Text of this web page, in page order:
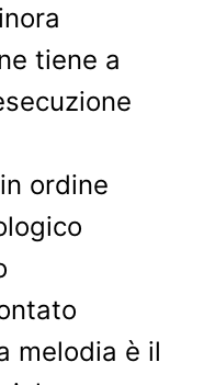
tiene a
ordine
melodia è il